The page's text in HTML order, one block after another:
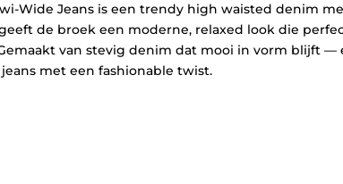
Wide Jeans is een trendy high waisted denim
de broek een moderne, relaxed look die
van stevig denim dat mooi in vorm blijft —
met een fashionable twist.